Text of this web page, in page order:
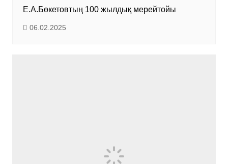
Е.А.Бөкетовтың 100 жылдық мерейтойы
06.02.2025